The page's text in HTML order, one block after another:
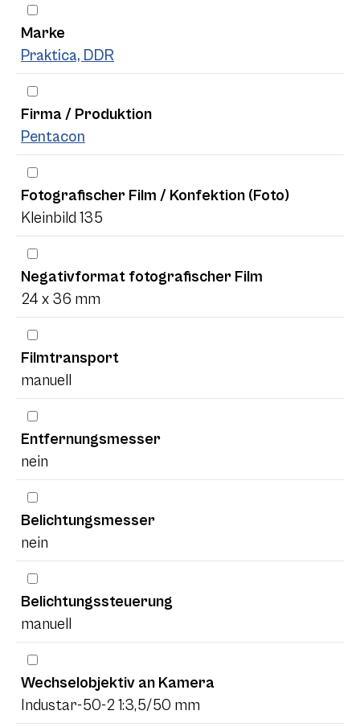
Marke
Praktica, DDR
Firma / Produktion
Pentacon
Fotografischer Film / Konfektion (Foto)
Kleinbild 135
Negativformat fotografischer Film
24 x 36 mm
Filmtransport
manuell
Entfernungsmesser
nein
Belichtungsmesser
nein
Belichtungssteuerung
manuell
Wechselobjektiv an Kamera
Industar-50-2 1:3,5/50 mm